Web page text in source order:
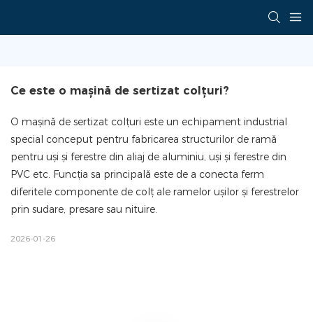
Ce este o mașină de sertizat colțuri?
O mașină de sertizat colțuri este un echipament industrial
special conceput pentru fabricarea structurilor de ramă
pentru uși și ferestre din aliaj de aluminiu, uși și ferestre din
PVC etc. Funcția sa principală este de a conecta ferm
diferitele componente de colț ale ramelor ușilor și ferestrelor
prin sudare, presare sau nituire.
2026-01-26